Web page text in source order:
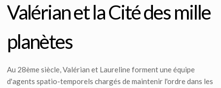
Valérian et la Cité des mille
planètes
Au 28ème siècle, Valérian et Laureline forment une équipe
d'agents spatio-temporels chargés de maintenir l'ordre dans les